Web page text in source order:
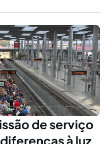
de serviço
à luz